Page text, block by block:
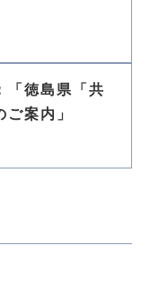
「徳島県「共
案内」